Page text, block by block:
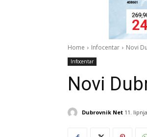
Home Infocentar Novi
Infocentar
Novi
Dubrovnik Net 11.